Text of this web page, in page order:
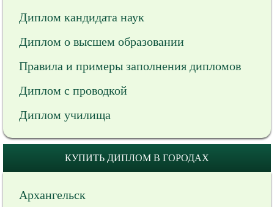
Диплом кандидата наук
Диплом о высшем образовании
Правила и примеры заполнения дипломов
Диплом с проводкой
Диплом училища
КУПИТЬ ДИПЛОМ В ГОРОДАХ
Архангельск